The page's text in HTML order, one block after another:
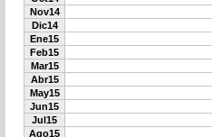
Nov14
Dic14
Ene15
Feb15
Mar15
Abr15
May15
Jun15
Jul15
Ago15